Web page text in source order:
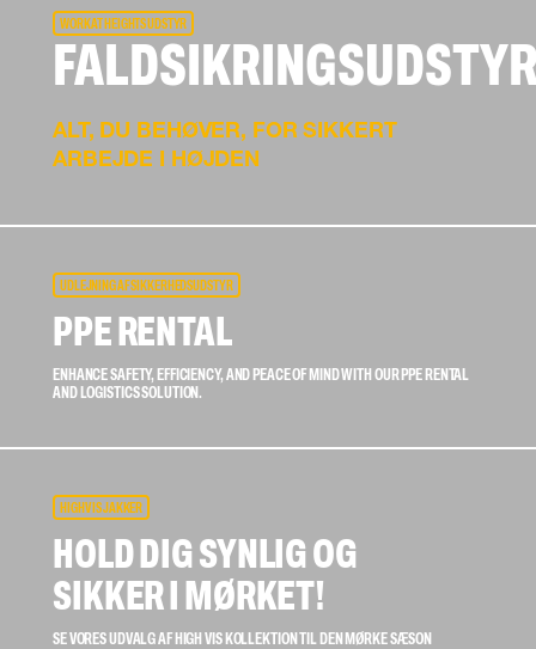
WORK AT HEIGHTS UDSTYR
ALT, DU BEHØVER, FOR SIKKERT
ARBEJDE I HØJDEN
UDLEJNING AF SIKKERHEDSUDSTYR
PPE RENTAL
ENHANCE SAFETY, EFFICIENCY, AND PEACE OF MIND WITH OUR PPE RENTAL
AND LOGISTICS SOLUTION.
HIGH VIS JAKKER
HOLD DIG SYNLIG OG
SIKKER I MØRKET!
SE VORES UDVALG AF HIGH VIS KOLLEKTION TIL DEN MØRKE SÆSON